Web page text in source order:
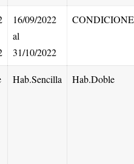
16/09/2022
al
31/10/2022
Hab.Sencilla Hab.Doble